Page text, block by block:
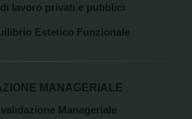
lavoro privati e pubblici
Estetico Funzionale
MANAGERIALE
Manageriale